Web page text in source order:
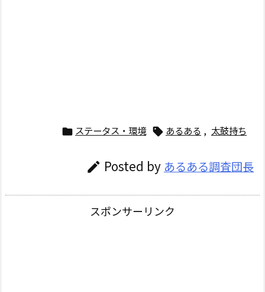
 ステータス・環境  あるある , 太鼓持ち
 Posted by あるある調査団長
スポンサーリンク